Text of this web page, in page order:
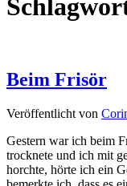
Beim Frisör
Veröffentlicht von
Gestern war ich beim
trocknete und ich mit
horchte, hörte ich ein